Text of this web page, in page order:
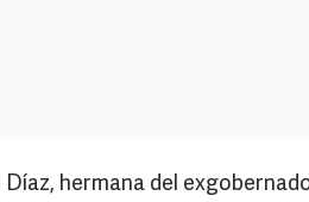
Díaz, hermana del